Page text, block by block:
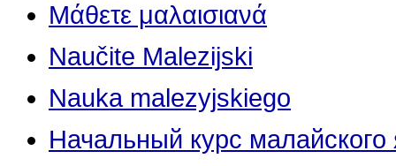
Μάθετε μαλαισιανά
Naučite Malezijski
Nauka malezyjskiego
Начальный курс малайского